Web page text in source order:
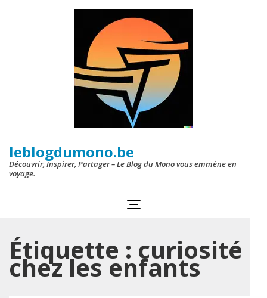
leblogdumono.be
Découvrir, Inspirer, Partager – Le Blog du Mono vous emmène en
voyage.
Étiquette : curiosité
chez les enfants